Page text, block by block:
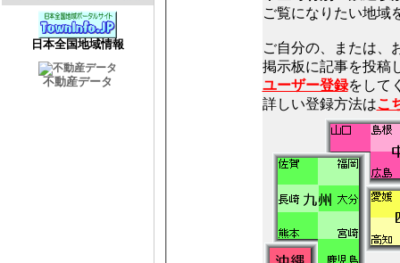
日本全国地域情報
不動産データ
ご覧になりたい地域
ご自分の、または、
ユーザー登録をして
詳しい登録方法はこ